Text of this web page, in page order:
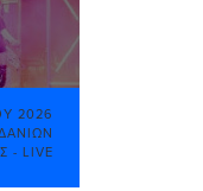
2026
- LIVE